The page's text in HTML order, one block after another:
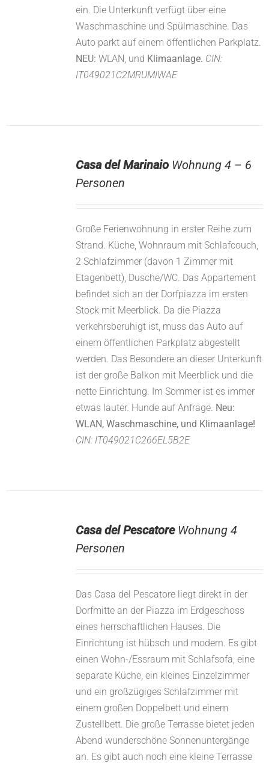
ein. Die Unterkunft verfügt über eine
Waschmaschine und Spülmaschine. Das
Auto parkt auf einem öffentlichen Parkplatz.
NEU: WLAN, und Klimaanlage. CIN:
IT049021C2MRUMIWAE
Casa del Marinaio Wohnung 4 – 6
Personen
Große Ferienwohnung in erster Reihe zum
Strand. Küche, Wohnraum mit Schlafcouch,
2 Schlafzimmer (davon 1 Zimmer mit
Etagenbett), Dusche/WC. Das Appartement
befindet sich an der Dorfpiazza im ersten
Stock mit Meerblick. Da die Piazza
verkehrsberuhigt ist, muss das Auto auf
einem öffentlichen Parkplatz abgestellt
werden. Das Besondere an dieser Unterkunft
ist der große Balkon mit Meerblick und die
nette Einrichtung. Im Sommer ist es immer
etwas lauter. Hunde auf Anfrage. Neu:
WLAN, Waschmaschine, und Klimaanlage!
CIN: IT049021C266EL5B2E
Casa del Pescatore Wohnung 4
Personen
Das Casa del Pescatore liegt direkt in der
Dorfmitte an der Piazza im Erdgeschoss
eines herrschaftlichen Hauses. Die
Einrichtung ist hübsch und modern. Es gibt
einen Wohn-/Essraum mit Schlafsofa, eine
separate Küche, ein kleines Einzelzimmer
und ein großzügiges Schlafzimmer mit
einem großen Doppelbett und einem
Zustellbett. Die große Terrasse bietet jeden
Abend wunderschöne Sonnenuntergänge
an. Es gibt auch noch eine kleine Terrasse